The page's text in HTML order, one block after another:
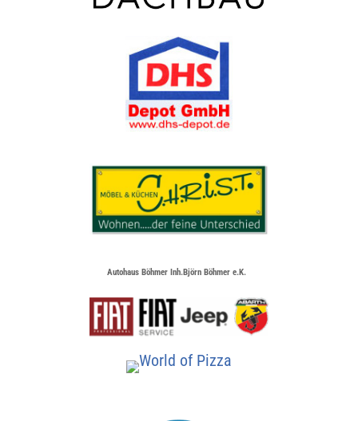
Autohaus Böhmer Inh.Björn Böhmer e.K.